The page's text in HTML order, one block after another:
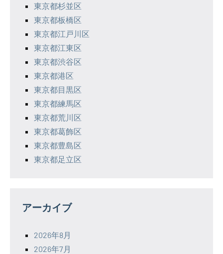
東京都杉並区
東京都板橋区
東京都江戸川区
東京都江東区
東京都渋谷区
東京都港区
東京都目黒区
東京都練馬区
東京都荒川区
東京都葛飾区
東京都豊島区
東京都足立区
アーカイブ
2026年8月
2026年7月